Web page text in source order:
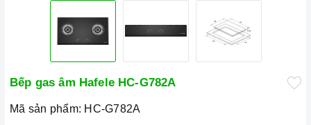
Bếp gas âm Hafele HC-G782A
Mã sản phẩm: HC-G782A